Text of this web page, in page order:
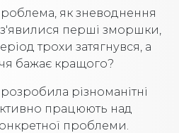
як зневоднення
перші зморшки,
трохи затягнувся, а
бажає кращого?
різноманітні
працюють над
проблеми.